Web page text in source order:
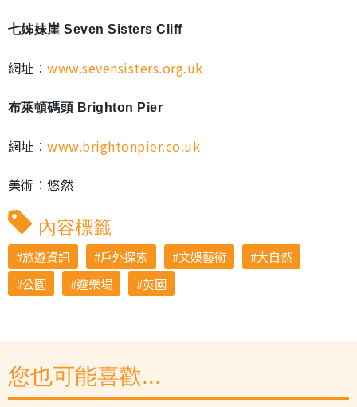
七姊妹崖 Seven Sisters Cliff
網址︰www.sevensisters.org.uk
布萊頓碼頭 Brighton Pier
網址︰www.brightonpier.co.uk
美術︰悠然
內容標籤
旅遊資訊 戶外探索 文娛藝術
大自然
公園
遊樂場 英國
您也可能喜歡...